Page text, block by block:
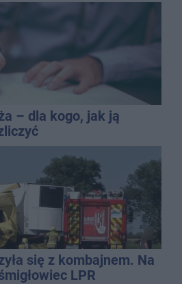
– dla kogo, jak ją
się z kombajnem. Na
LPR